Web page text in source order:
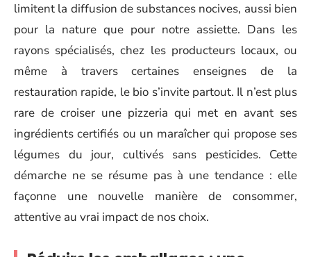
limitent la diffusion de substances nocives, aussi bien
pour la nature que pour notre assiette. Dans les
rayons spécialisés, chez les producteurs locaux, ou
même à travers certaines enseignes de la
restauration rapide, le bio s’invite partout. Il n’est plus
rare de croiser une pizzeria qui met en avant ses
ingrédients certifiés ou un maraîcher qui propose ses
légumes du jour, cultivés sans pesticides. Cette
démarche ne se résume pas à une tendance : elle
façonne une nouvelle manière de consommer,
attentive au vrai impact de nos choix.